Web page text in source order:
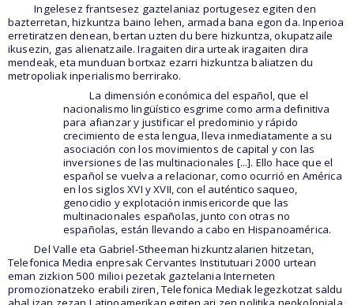
Ingelesez frantsesez gaztelaniaz portugesez egiten den
bazterretan, hizkuntza baino lehen, armada bana egon da. Inperioa
erretiratzen denean, bertan uzten du bere hizkuntza, okupatzaile
ikusezin, gas alienatzaile. Iragaiten dira urteak iragaiten dira
mendeak, eta munduan bortxaz ezarri hizkuntza baliatzen du
metropoliak inperialismo berrirako.
La dimensión económica del español, que el
nacionalismo lingüístico esgrime como arma definitiva
para afianzar y justificar el predominio y rápido
crecimiento de esta lengua, lleva inmediatamente a su
asociación con los movimientos de capital y con las
inversiones de las multinacionales [...]. Ello hace que el
español se vuelva a relacionar, como ocurrió en América
en los siglos XVI y XVII, con el auténtico saqueo,
genocidio y explotación inmisericorde que las
multinacionales españolas, junto con otras no
españolas, están llevando a cabo en Hispanoamérica.
Del Valle eta Gabriel-Stheeman hizkuntzalarien hitzetan,
Telefonica Media enpresak Cervantes Institutuari 2000 urtean
eman zizkion 500 milioi pezetak gaztelania Interneten
promozionatzeko erabili ziren, Telefonica Mediak legezkotzat saldu